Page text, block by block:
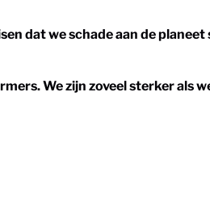
dat we schade aan de
We zijn zoveel sterker als